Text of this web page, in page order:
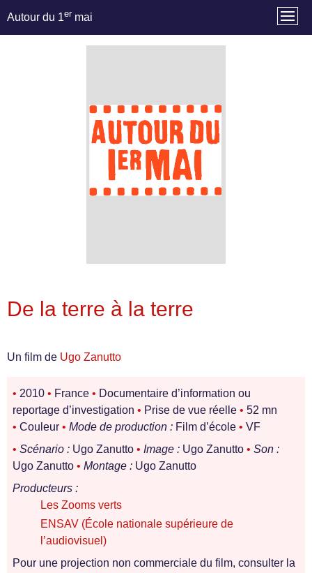
Autour du 1er mai
De la terre à la terre
Un film de Ugo Zanutto
• 2010 • France • Documentaire d’information ou
reportage d’investigation • Prise de vue réelle • 52 mn
• Couleur • Mode de production : Film d’école • VF
• Scénario : Ugo Zanutto • Image : Ugo Zanutto • Son :
Ugo Zanutto • Montage : Ugo Zanutto
Producteurs :
Les Zooms verts
ENSAV (École nationale supérieure de
l’audiovisuel)
Pour une projection non commerciale du film, consulter la